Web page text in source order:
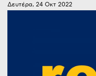
Δευτέρα, 24 Οκτ 2022